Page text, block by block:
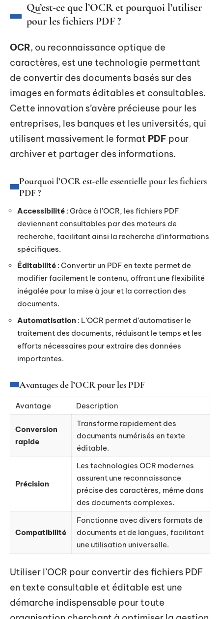
Qu’est-ce que l’OCR et pourquoi l’utiliser
pour les fichiers PDF ?
OCR, ou reconnaissance optique de
caractères, est une technologie permettant
de convertir des documents basés sur des
images en formats éditables et consultables.
Cette innovation s’avère précieuse pour les
entreprises, les banques et les universités, qui
utilisent massivement le format PDF pour
archiver et partager des informations.
Pourquoi l’OCR est-elle essentielle pour les fichiers
PDF ?
Accessibilité : Grâce à l’OCR, les fichiers PDF
deviennent consultables par des moteurs de
recherche, facilitant ainsi la recherche d’informations
spécifiques.
Éditabilité : Convertir un PDF en texte permet de
modifier facilement le contenu, offrant une flexibilité
inégalée pour la mise à jour et la correction des
documents.
Automatisation : L’OCR permet d’automatiser le
traitement des documents, réduisant le temps et les
efforts nécessaires pour extraire des données
importantes.
Avantages de l’OCR pour les PDF
Avantage Description
Conversion
rapide
Transforme rapidement des
documents numérisés en texte
éditable.
Précision
Les technologies OCR modernes
assurent une reconnaissance
précise des caractères, même dans
des documents complexes.
Compatibilité
Fonctionne avec divers formats de
documents et de langues, facilitant
une utilisation universelle.
Utiliser l’OCR pour convertir des fichiers PDF
en texte consultable et éditable est une
démarche indispensable pour toute